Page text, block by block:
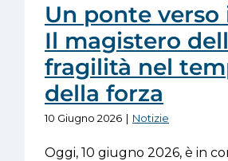
Un ponte verso
Il magistero
fragilità nel
della forza
10 Giugno 2026 | Notizie
Oggi, 10 giugno 2026, è in